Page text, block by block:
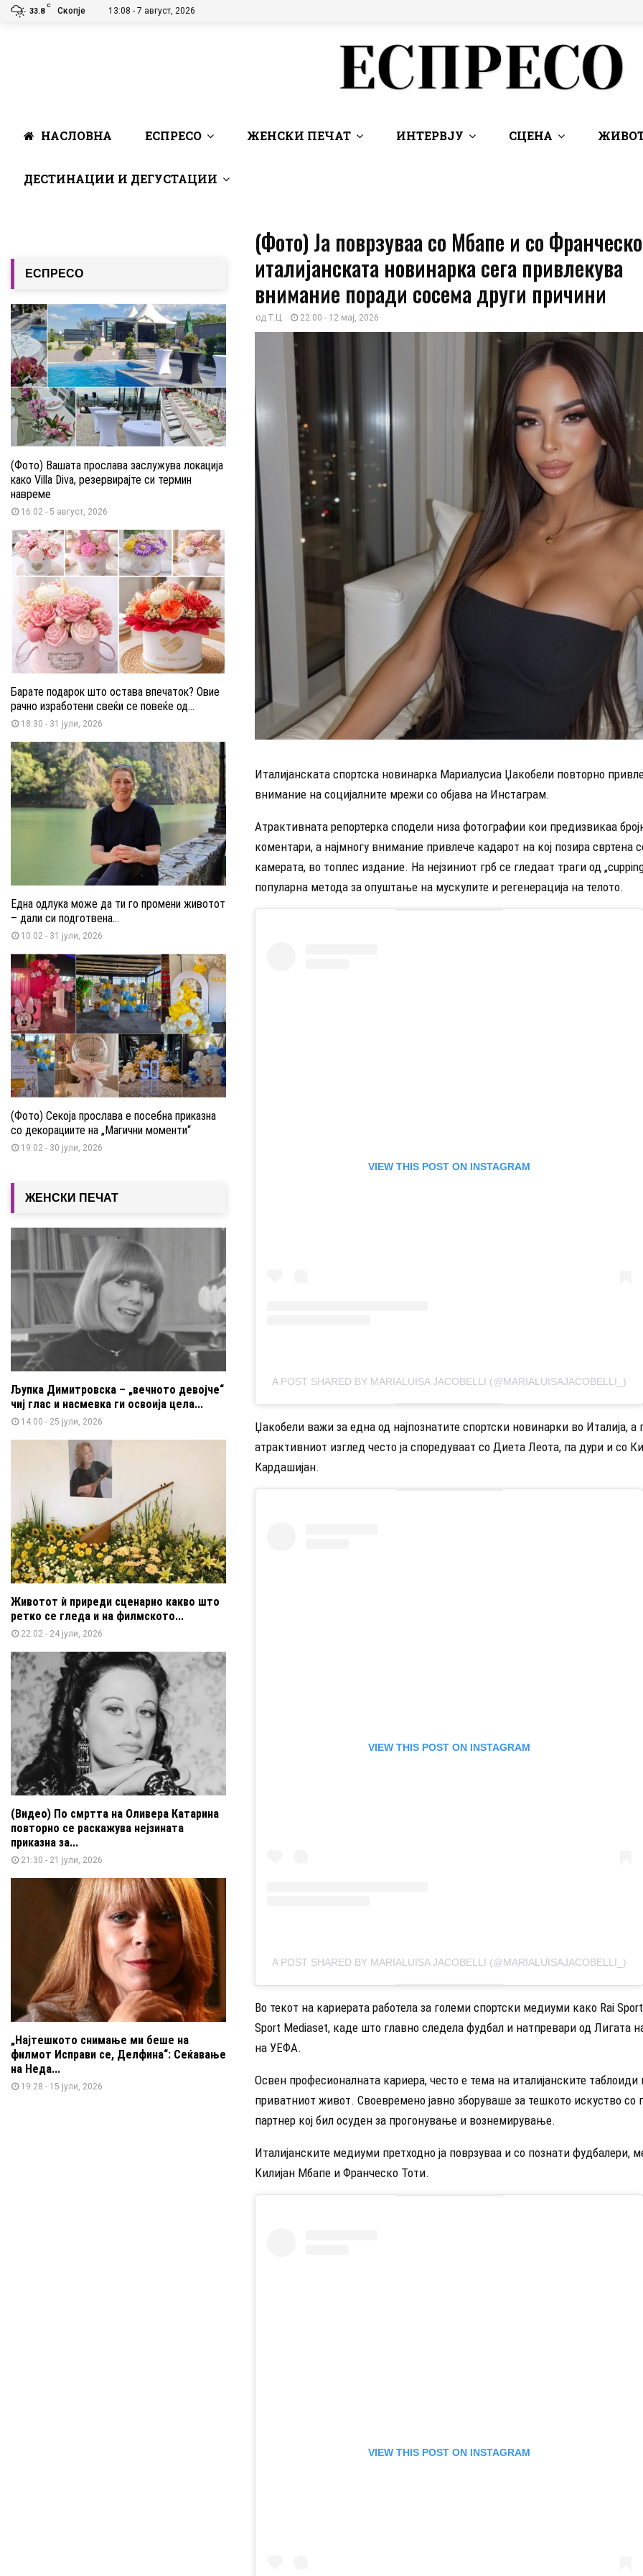
33.8
C
Скопје 13:08 - 7 август, 2026
НАСЛОВНА ЕСПРЕСО ЖЕНСКИ ПЕЧАТ ИНТЕРВЈУ СЦЕНА
ДЕСТИНАЦИИ И ДЕГУСТАЦИИ
(Фото) Ја поврзуваа со Мбапе и со
италијанската новинарка сега привлекува
внимание поради сосема други причини
од Т.Ц. 22:00 - 12 мај, 2026
Италијанската спортска новинарка Мариалусиа Џакобели повторно
внимание на социјалните мрежи со објава на Инстаграм.
Атрактивната репортерка сподели низа фотографии кои предизвикаа
коментари, а најмногу внимание привлече кадарот на кој позира свртена
камерата, во топлес издание. На нејзиниот грб се гледаат траги од
популарна метода за опуштање на мускулите и регенерација на телото.
VIEW THIS POST ON INSTAGRAM
A POST SHARED BY MARIALUISA JACOBELLI (@MARIALUISAJACOBELLI_)
Џакобели важи за една од најпознатите спортски новинарки во Италија, а
атрактивниот изглед често ја споредуваат со Диета Леота, па дури и со
Кардашијан.
VIEW THIS POST ON INSTAGRAM
A POST SHARED BY MARIALUISA JACOBELLI (@MARIALUISAJACOBELLI_)
Во текот на кариерата работела за големи спортски медиуми како Rai
Sport Mediaset, каде што главно следела фудбал и натпревари од Лигата
на УЕФА.
Освен професионалната кариера, често е тема на италијанските
приватниот живот. Своевремено јавно зборуваше за тешкото искуство со
партнер кој бил осуден за прогонување и вознемирување.
Италијанските медиуми претходно ја поврзуваа и со познати фудбалери,
Килијан Мбапе и Франческо Тоти.
VIEW THIS POST ON INSTAGRAM
ЕСПРЕСО
(Фото) Вашата прослава заслужува локација
како Villa Diva, резервирајте си термин
навреме
16:02 - 5 август, 2026
Барате подарок што остава впечаток? Овие
рачно изработени свеќи се повеќе од...
18:30 - 31 јули, 2026
Една одлука може да ти го промени животот
– дали си подготвена...
10:02 - 31 јули, 2026
(Фото) Секоја прослава е посебна приказна
со декорациите на „Магични моменти“
19:02 - 30 јули, 2026
ЖЕНСКИ ПЕЧАТ
Љупка Димитровска – „вечното девојче“
чиј глас и насмевка ги освоија цела...
14:00 - 25 јули, 2026
Животот ѝ приреди сценарио какво што
ретко се гледа и на филмското...
22:02 - 24 јули, 2026
(Видео) По смртта на Оливера Катарина
повторно се раскажува нејзината
приказна за...
21:30 - 21 јули, 2026
„Најтешкото снимање ми беше на
филмот Исправи се, Делфина“: Сеќавање
на Неда...
19:28 - 15 јули, 2026